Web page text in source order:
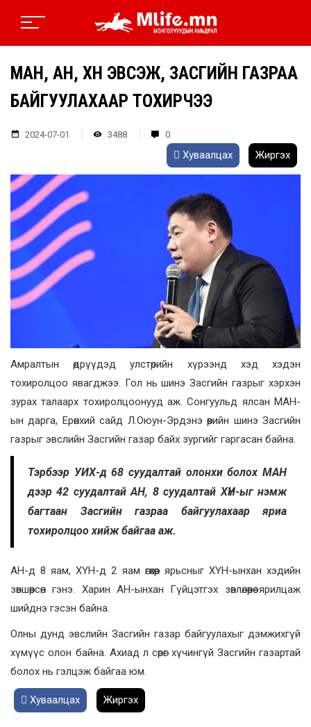
МАН, АН, ХҮН ЭВСЭЖ, ЗАСГИЙН ГАЗРАА
БАЙГУУЛАХААР ТОХИРЧЭЭ
2024-07-01 3488 0
Хуваалцах Жиргэх
Амралтын өдрүүдэд улстөрийн хүрээнд хэд хэдэн
тохиролцоо явагджээ. Гол нь шинэ Засгийн газрыг хэрхэн
зурах талаарх тохиролцоонууд аж. Сонгуульд ялсан МАН-
ын дарга, Ерөнхий сайд Л.Оюун-Эрдэнэ өөрийн шинэ Засгийн
газрыг эвслийн Засгийн газар байх зургийг гаргасан байна.
Тэрбээр УИХ-д 68 суудалтай олонхи болох МАН
дээр 42 суудалтай АН, 8 суудалтай ХҮН-ыг нэмж
багтаан Засгийн газраа байгуулахаар яриа
тохиролцоо хийж байгаа аж.
АН-д 8 яам, ХҮН-д 2 яам өгөхөөр ярьсныг ХҮН-ынхан хэдийн
зөвшөөрсөн гэнэ. Харин АН-ынхан Гүйцэтгэх зөвлөлөөрөө ярилцаж
шийднэ гэсэн байна.
Олны дунд эвслийн Засгийн газар байгуулахыг дэмжихгүй
хүмүүс олон байна. Ахиад л сөрөг хүчингүй Засгийн газартай
болох нь гэлцэж байгаа юм.
Хуваалцах Жиргэх